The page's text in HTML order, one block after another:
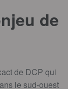
de
de DCP qui
le sud-ouest